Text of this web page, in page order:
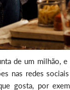
de um milhão,
nas redes
gosta, por